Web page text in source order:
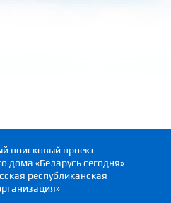
поисковый проект
дома «Беларусь сегодня»
республиканская